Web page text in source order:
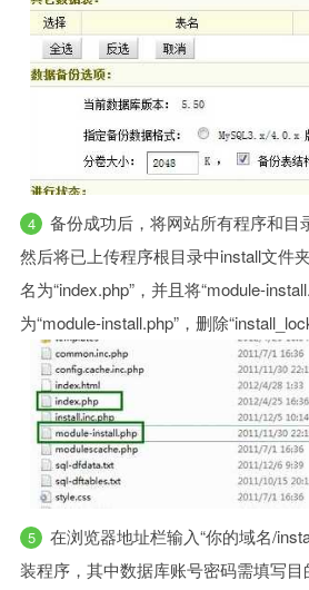
备份成功后，将网站所有程序和目
然后将已上传程序根目录中install文件
名为“index.php”，并且将“module-
为“module-install.php”，删除
在浏览器地址栏输入“你的域名/
装程序，其中数据库账号密码需填写